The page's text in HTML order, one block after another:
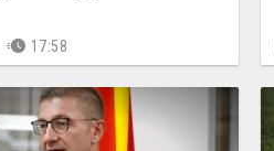
17:58